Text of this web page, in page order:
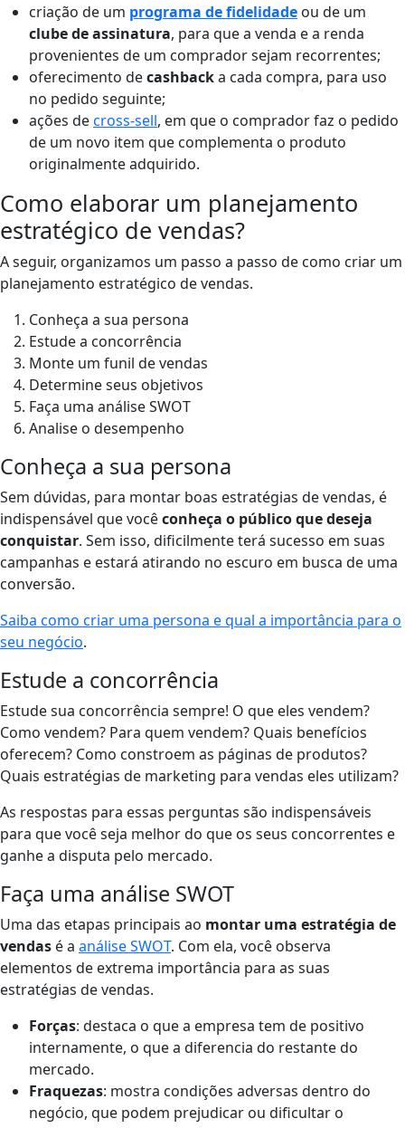
criação de um programa de fidelidade ou de um
clube de assinatura, para que a venda e a renda
provenientes de um comprador sejam recorrentes;
oferecimento decashbacka cada compra, para uso
no pedido seguinte;
ações decross-sell, em que o comprador faz o pedido
de um novo item que complementa o produto
originalmente adquirido.
Como elaborar um planejamento
estratégico de vendas?
A seguir, organizamos um passo a passo de como criar um
planejamento estratégico de vendas.
Conheça a sua persona
Estude a concorrência
Monte um funil de vendas
Determine seus objetivos
Faça uma análise SWOT
Analise o desempenho
Conheça a sua persona
Sem dúvidas, para montar boas estratégias de vendas, é
indispensável quevocêconheça o público que deseja
conquistar. Sem isso, dificilmente terá sucesso em suas
campanhas e estará atirando no escuro em busca de uma
conversão.
Saiba como criar uma persona e qual a importância para o
seu negócio.
Estude a concorrência
Estude sua concorrência sempre! O que eles vendem?
Como vendem? Para quem vendem? Quais benefícios
oferecem? Como constroem as páginas de produtos?
Quais estratégias de marketing para vendas eles utilizam?
As respostas para essas perguntas são indispensáveis
para que você seja melhor do que os seus concorrentes e
ganhe a disputa pelo mercado.
Faça uma análise SWOT
Uma das etapas principais ao montar uma estratégia de
vendas é a análise SWOT. Com ela, você observa
elementos de extrema importância para as suas
estratégias de vendas.
Forças: destaca o que a empresa tem de positivo
internamente, o que a diferencia do restante do
mercado.
Fraquezas: mostra condições adversas dentro do
negócio, que podem prejudicar ou dificultar o